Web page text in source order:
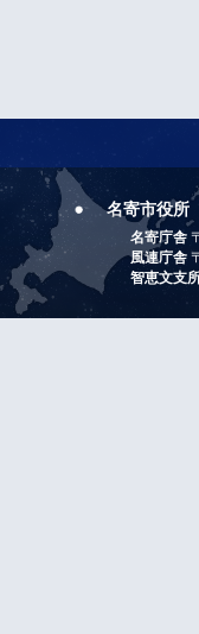
名寄市役所
名寄庁舎
風連庁舎
智恵文支